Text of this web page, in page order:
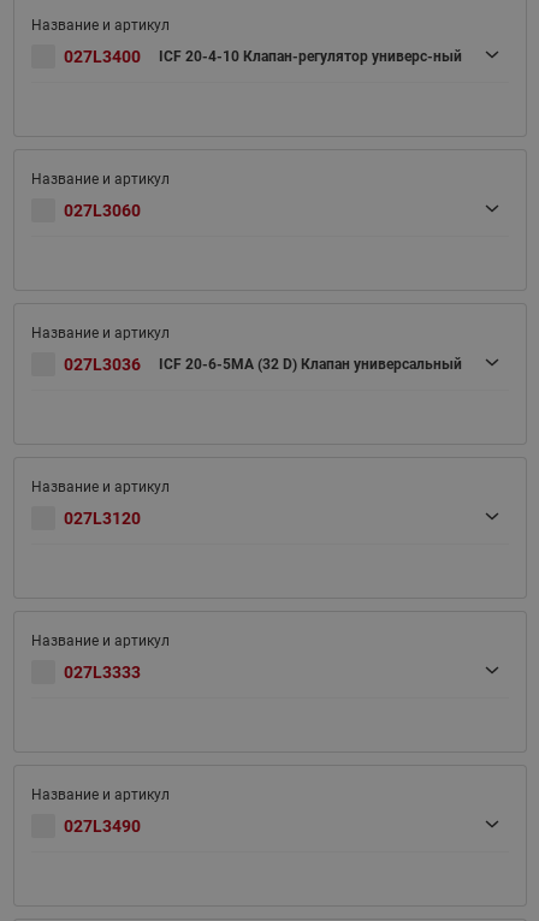
027L3400 ICF 20-4-10 Клапан-регулятор универс-ный
027L3060
027L3036 ICF 20-6-5MA (32 D) Клапан универсальный
027L3120
027L3333
027L3490